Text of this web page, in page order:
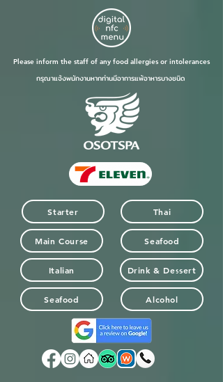
Please inform the staff of any food allergies or intolerances
กรุณาแจ้งพนักงานหากท่านมีอาการแพ้อาหารบางชนิด
Starter
Main Course
Italian
Seafood
Thai
Seafood
Drink & Dessert
Alcohol